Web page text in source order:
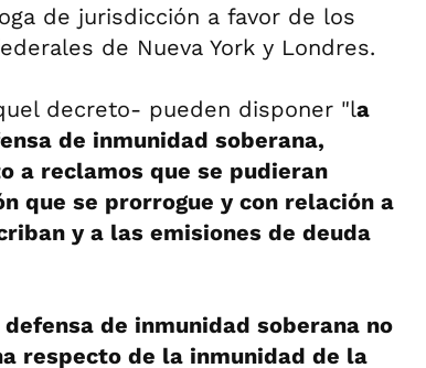
de jurisdicción a favor de los
de Nueva York y Londres.
decreto- pueden disponer "la
de inmunidad soberana,
a reclamos que se pudieran
que se prorrogue y con relación a
y a las emisiones de deuda
de inmunidad soberana no
respecto de la inmunidad de la